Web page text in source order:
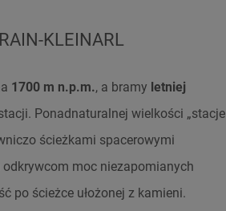
KLEINARL
1700 m n.p.m., a bramy letniej
Ponadnaturalnej wielkości „stacje
ścieżkami spacerowymi
moc niezapomianych
po ścieżce ułożonej z kamieni.